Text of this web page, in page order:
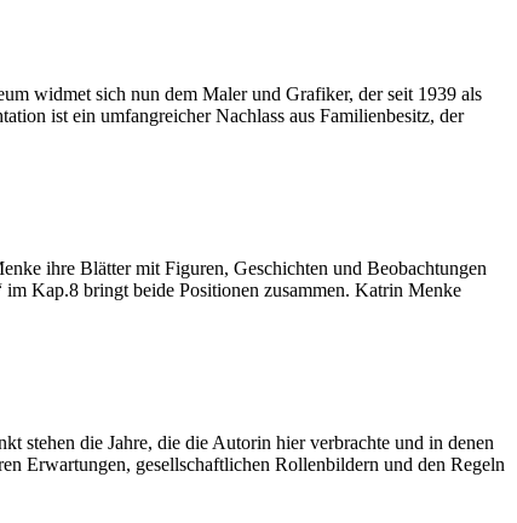
widmet sich nun dem Maler und Grafiker, der seit 1939 als
ist ein umfangreicher Nachlass aus Familienbesitz, der
ihre Blätter mit Figuren, Geschichten und Beobachtungen
Kap.8 bringt beide Positionen zusammen. Katrin Menke
stehen die Jahre, die die Autorin hier verbrachte und in denen
Erwartungen, gesellschaftlichen Rollenbildern und den Regeln